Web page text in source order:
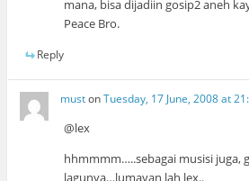
mana, bisa dijadiin gosip2 aneh
Peace Bro.
Reply
mustonTuesday, 17 June, 2008 at
@lex
hhmmmm…..sebagai musisi juga,
lagunya…lumayan lah lex..